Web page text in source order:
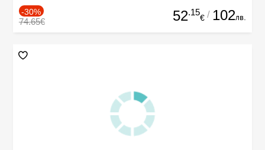
-30%
74.65€ 52.15
€ / 102лв.